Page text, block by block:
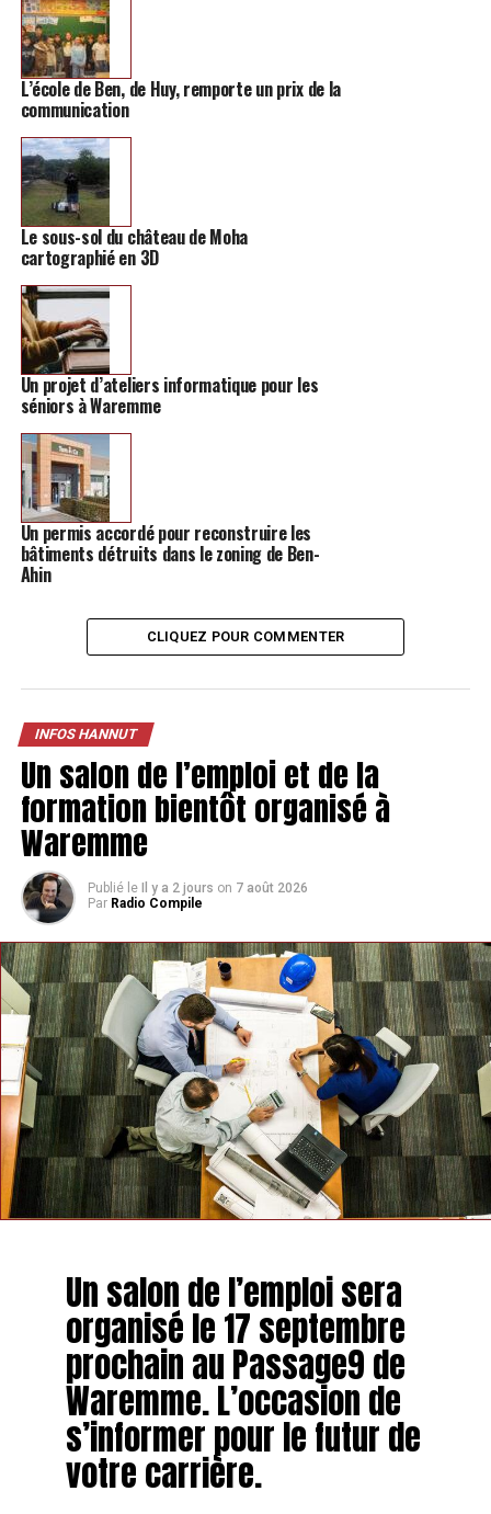
Fond de la Tour, Joseph-Wauters, du Tilleul, de Villers,
de la Crosse, Place de l’Eglise, Ferme du Vivier et les
Ruelles.
Rappelons qu’Hannut compte refaire tous les tronçons
de son RAVeL dans les prochains mois, pour faciliter les
liaisons cyclo-piétonnes, qui lui tiennent
particulièrement à coeur.
TAGS FEATURED INFOS HANNUT
SUIVANT
Le Plopsaqua de Hannut change sa politique
vestimentaire
NE MANQUEZ PAS
Le comité de la fête de Thisnes organise une marche
gourmande
L’école de Ben, de Huy, remporte un prix de la
communication
Le sous-sol du château de Moha
cartographié en 3D
Un projet d’ateliers informatique pour les
séniors à Waremme
Un permis accordé pour reconstruire les
bâtiments détruits dans le zoning de Ben-
Ahin
CLIQUEZ POUR COMMENTER
INFOS HANNUT
Un salon de l’emploi et de la
formation bientôt organisé à
Waremme
Publié le Il y a 2 jours on 7 août 2026
Par Radio Compile
Un salon de l’emploi sera
organisé le 17 septembre
prochain au Passage9 de
Waremme. L’occasion de
s’informer pour le futur de
votre carrière.